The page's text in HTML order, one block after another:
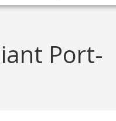
Port-